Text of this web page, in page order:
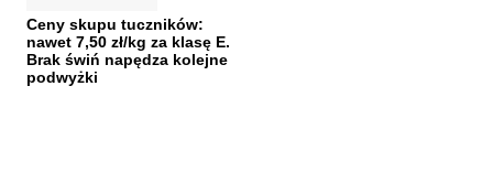
Ceny skupu tuczników:
nawet 7,50 zł/kg za klasę E.
Brak świń napędza kolejne
podwyżki